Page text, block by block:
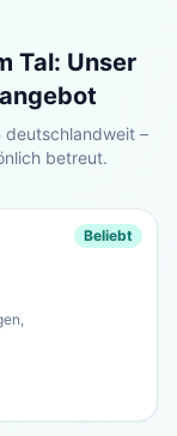
Tal: Unser
deutschlandweit –
betreut.
Beliebt